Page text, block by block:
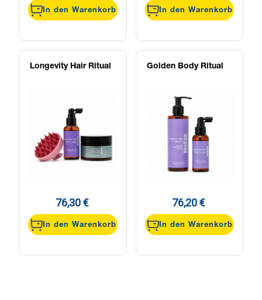
In den Warenkorb In den Warenkorb
Longevity Hair Ritual
76,30 €
In den Warenkorb
Golden Body Ritual
76,20 €
In den Warenkorb